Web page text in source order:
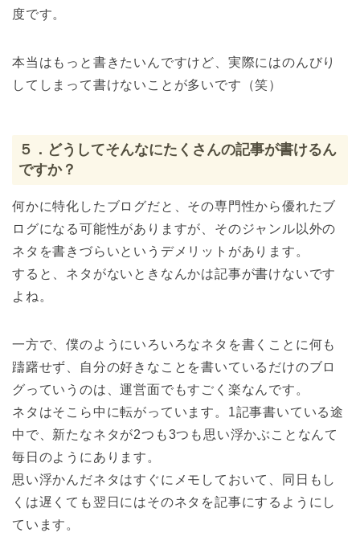
度です。
本当はもっと書きたいんですけど、実際にはのんびり
してしまって書けないことが多いです（笑）
５．どうしてそんなにたくさんの記事が書けるん
ですか？
何かに特化したブログだと、その専門性から優れたブ
ログになる可能性がありますが、そのジャンル以外の
ネタを書きづらいというデメリットがあります。
すると、ネタがないときなんかは記事が書けないです
よね。
一方で、僕のようにいろいろなネタを書くことに何も
躊躇せず、自分の好きなことを書いているだけのブロ
グっていうのは、運営面でもすごく楽なんです。
ネタはそこら中に転がっています。1記事書いている途
中で、新たなネタが2つも3つも思い浮かぶことなんて
毎日のようにあります。
思い浮かんだネタはすぐにメモしておいて、同日もし
くは遅くても翌日にはそのネタを記事にするようにし
ています。